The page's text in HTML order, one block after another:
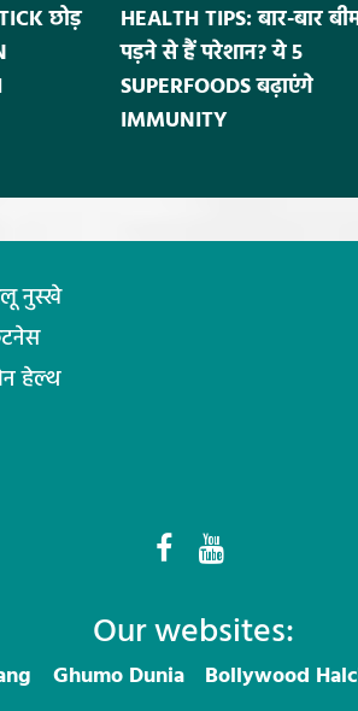
छोड़
HEALTH TIPS: बार-बार
पड़ने से हैं परेशान? ये 5
SUPERFOODS बढ़ाएंगे
IMMUNITY
नुस्खे
हेल्थ
Our websites:
Ghumo Dunia Bollywood